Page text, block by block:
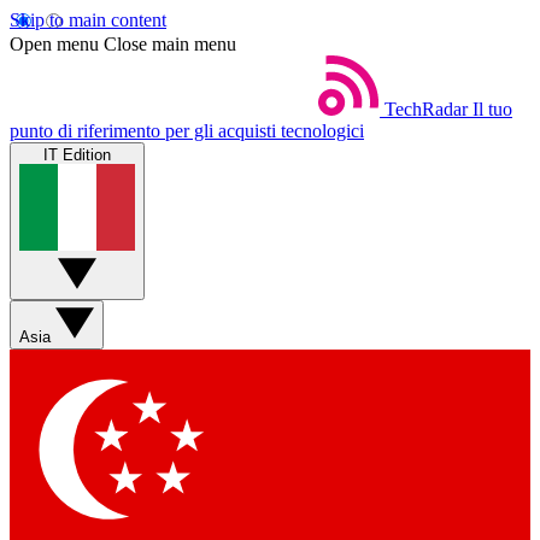
Skip to main content
Open menu Close main menu
TechRadar Il tuo
punto di riferimento per gli acquisti tecnologici
IT Edition
Asia